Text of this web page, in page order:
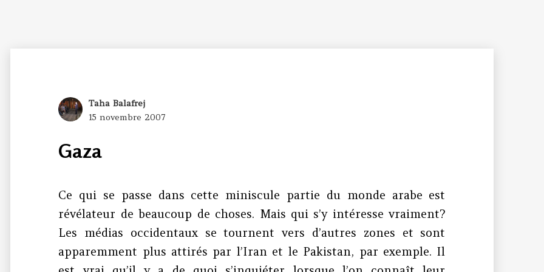
Author
Taha Balafrej
Posted
15 novembre 2007
Gaza
Ce qui se passe dans cette miniscule partie du monde arabe est
révélateur de beaucoup de choses. Mais qui s’y intéresse vraiment?
Les médias occidentaux se tournent vers d’autres zones et sont
apparemment plus attirés par l’Iran et le Pakistan, par exemple. Il